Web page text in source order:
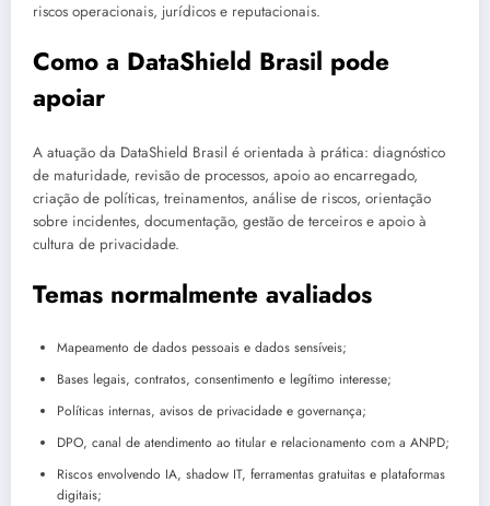
riscos operacionais, jurídicos e reputacionais.
Como a DataShield Brasil pode
apoiar
A atuação da DataShield Brasil é orientada à prática: diagnóstico
de maturidade, revisão de processos, apoio ao encarregado,
criação de políticas, treinamentos, análise de riscos, orientação
sobre incidentes, documentação, gestão de terceiros e apoio à
cultura de privacidade.
Temas normalmente avaliados
Mapeamento de dados pessoais e dados sensíveis;
Bases legais, contratos, consentimento e legítimo interesse;
Políticas internas, avisos de privacidade e governança;
DPO, canal de atendimento ao titular e relacionamento com a ANPD;
Riscos envolvendo IA, shadow IT, ferramentas gratuitas e plataformas
digitais;